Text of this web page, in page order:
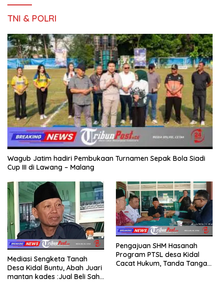
TNI & POLRI
Wagub Jatim hadiri Pembukaan Turnamen Sepak Bola Siadi
Cup III di Lawang – Malang
Mediasi Sengketa Tanah
Desa Kidal Buntu, Abah Juari
mantan kades :Jual Beli Sah,
Pengajuan SHM Hasanah
Program PTSL desa Kidal
Cacat Hukum, Tanda Tangan